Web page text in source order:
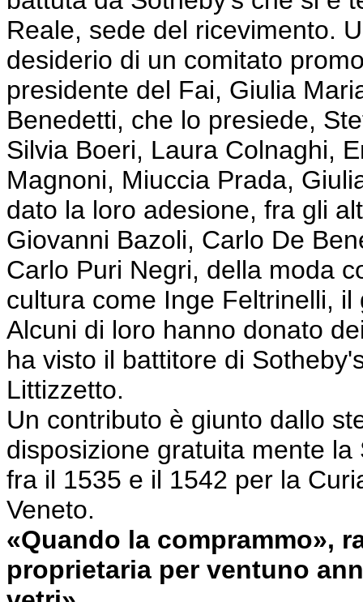
Reale, sede del ricevimento.
desiderio di un comitato
presidente del Fai, Giulia
Benedetti, che lo presiede,
Silvia Boeri, Laura Colnaghi,
Magnoni, Miuccia Prada,
dato la loro adesione, fra gli
Giovanni Bazoli, Carlo De
Carlo Puri Negri, della moda
cultura come Inge Feltrinelli,
Alcuni di loro hanno donato
ha visto il battitore di
Littizzetto.
Un contributo è giunto dallo
disposizione gratuita mente
fra il 1535 e il 1542 per la
Veneto.
«Quando la comprammo»,
proprietaria per ventuno